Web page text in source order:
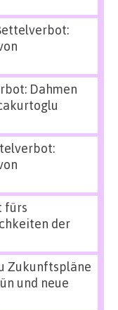
Dahmen
fürs
der
Zukunftspläne
und neue